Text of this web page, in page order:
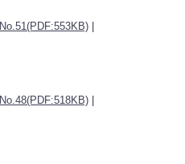
No.51(PDF:553KB)
No.48(PDF:518KB)